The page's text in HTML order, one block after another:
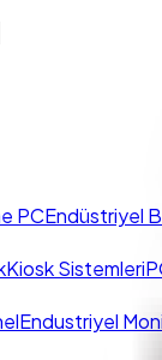
PCEndüstriyel
Kiosk Sistemleri
Endustriyel